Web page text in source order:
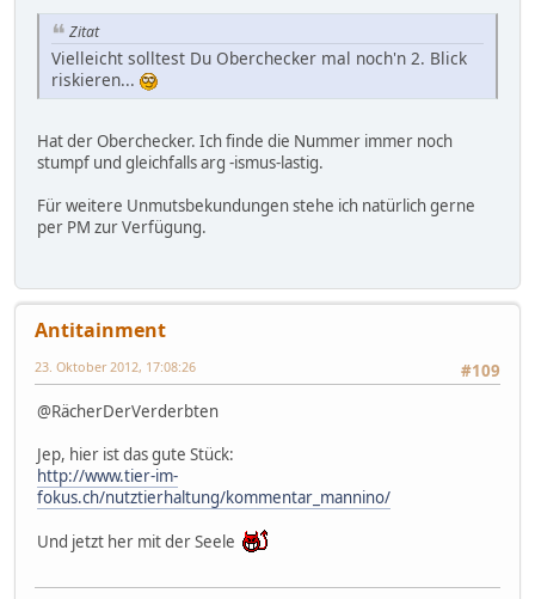
Zitat
Vielleicht solltest Du Oberchecker mal noch'n 2. Blick
riskieren...
Hat der Oberchecker. Ich finde die Nummer immer noch
stumpf und gleichfalls arg -ismus-lastig.
Für weitere Unmutsbekundungen stehe ich natürlich gerne
per PM zur Verfügung.
Antitainment
#109
23. Oktober 2012, 17:08:26
@RächerDerVerderbten
Jep, hier ist das gute Stück:
http://www.tier-im-
fokus.ch/nutztierhaltung/kommentar_mannino/
Und jetzt her mit der Seele